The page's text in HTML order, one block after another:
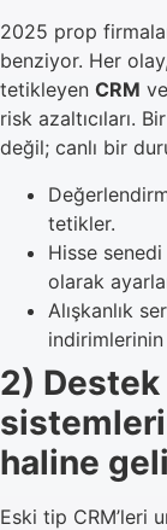
2025 prop
benziyor. Her
tetikleyen CRM
risk azaltıcıları.
değil; canlı bir
tetikler.
Hisse
olarak
Alışkanlık
2)
haline
Eski tip CRM’leri